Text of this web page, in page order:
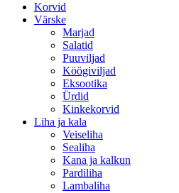
Korvid
Värske
Marjad
Salatid
Puuviljad
Köögiviljad
Eksootika
Ürdid
Kinkekorvid
Liha ja kala
Veiseliha
Sealiha
Kana ja kalkun
Pardiliha
Lambaliha